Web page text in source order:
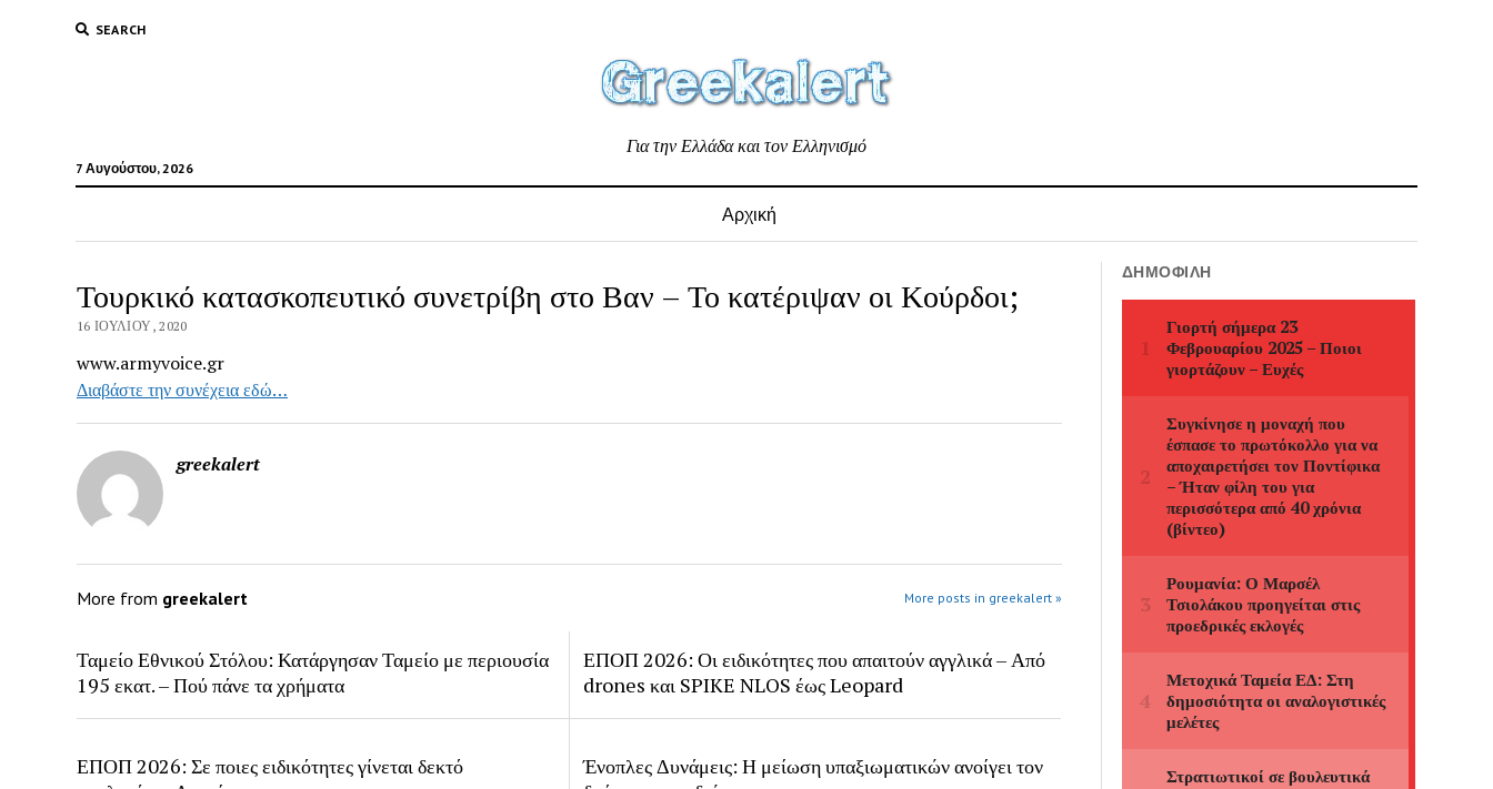
SEARCH
7 Αυγούστου, 2026
Για την Ελλάδα και τον Ελληνισμό
Αρχική
Τουρκικό κατασκοπευτικό συνετρίβη στο Βαν – Το κατέριψαν οι Κούρδοι;
16 ΙΟΥΛΊΟΥ, 2020
www.armyvoice.gr
Διαβάστε την συνέχεια εδώ…
greekalert
More from greekalert More posts in greekalert »
Ταμείο Εθνικού Στόλου: Κατάργησαν Ταμείο με περιουσία
195 εκατ. – Πού πάνε τα χρήματα
ΕΠΟΠ 2026: Οι ειδικότητες που απαιτούν αγγλικά – Από
drones και SPIKE NLOS έως Leopard
ΕΠΟΠ 2026: Σε ποιες ειδικότητες γίνεται δεκτό
Ένοπλες Δυνάμεις: Η μείωση υπαξιωματικών ανοίγει τον
ΔΗΜΟΦΙΛΉ